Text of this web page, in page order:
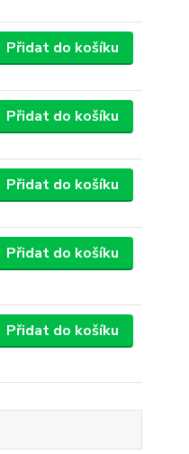
Přidat do košíku
Přidat do košíku
Přidat do košíku
Přidat do košíku
Přidat do košíku